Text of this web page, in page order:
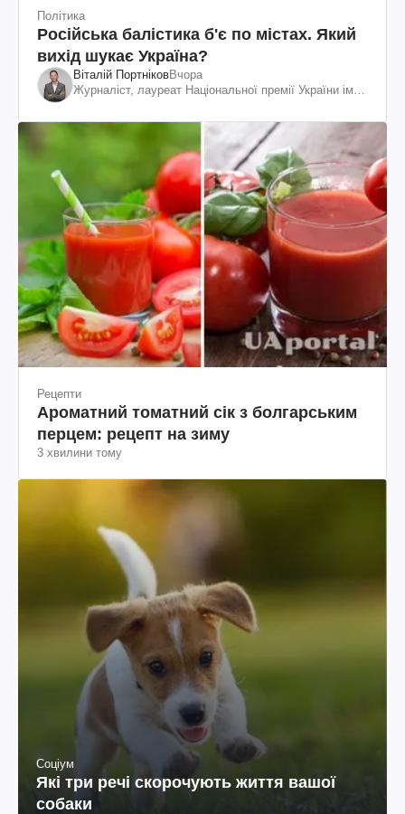
Політика
Російська балістика б'є по містах. Який
вихід шукає Україна?
Віталій ПортніковВчора
Журналіст, лауреат Національної премії України ім.
Рецепти
Ароматний томатний сік з болгарським
перцем: рецепт на зиму
3 хвилини тому
Соціум
Які три речі скорочують життя вашої
собаки